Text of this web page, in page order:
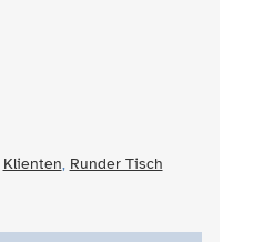
Klienten, Runder Tisch